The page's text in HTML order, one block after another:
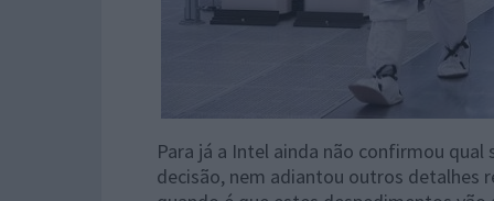
Para já a Intel ainda não confirmou
decisão, nem adiantou outros detalhes